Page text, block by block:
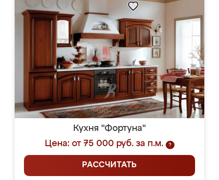
Кухня "Фортуна"
Цена: от 75 000 руб. за п.м.
?
РАССЧИТАТЬ